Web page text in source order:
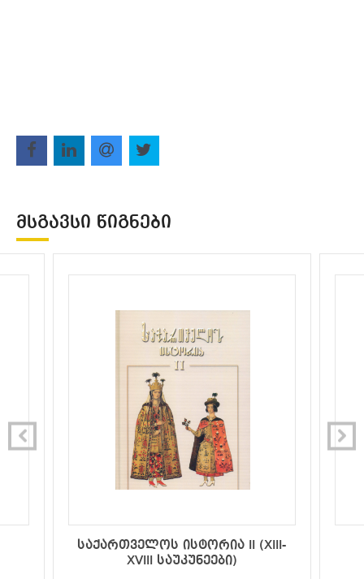
ᲛᲡᲒᲐᲕᲡᲘ ᲬᲘᲒᲜᲔᲑᲘ
საქართველოს ისტორია II (XIII-
XVIII საუკუნეები)